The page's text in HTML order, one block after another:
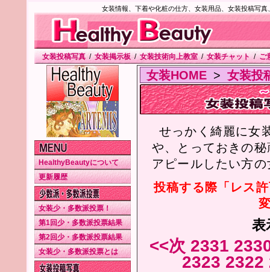
女装情報、下着や化粧の仕方、女装用品、女装投稿写
女装投稿写真 / 女装掲示板 / 女装技術向上教室 / 女装チャット / ご
HealthyBeautyについて
更新履歴
女装少・多数派投票！
第1回少・多数派投票結果
第2回少・多数派投票結果
女装少・多数派投票とは
女装HOME > 女装投
せっかく綺麗に女
や、とっておきの
アピールしたい方
投稿する際「レス
表
<<次 2331
2323 2322